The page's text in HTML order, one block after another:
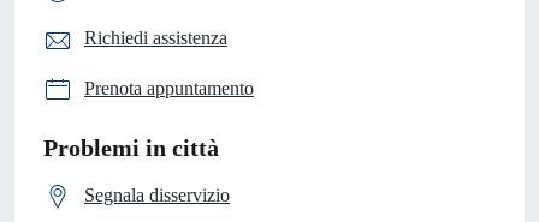
Richiedi assistenza
Prenota appuntamento
Problemi in città
Segnala disservizio